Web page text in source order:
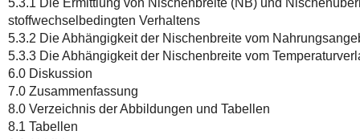
stoffwechselbedingten Verhaltens
5.3.2 Die Abhängigkeit der Nischenbreite vom
5.3.3 Die Abhängigkeit der Nischenbreite vom
6.0 Diskussion
7.0 Zusammenfassung
8.0 Verzeichnis der Abbildungen und Tabellen
8.1 Tabellen